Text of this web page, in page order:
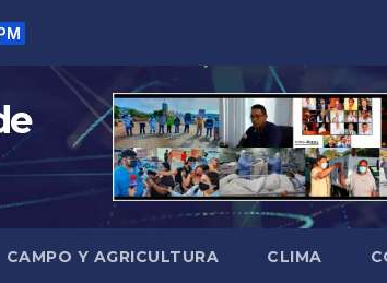
CAMPO Y AGRICULTURA CLIMA